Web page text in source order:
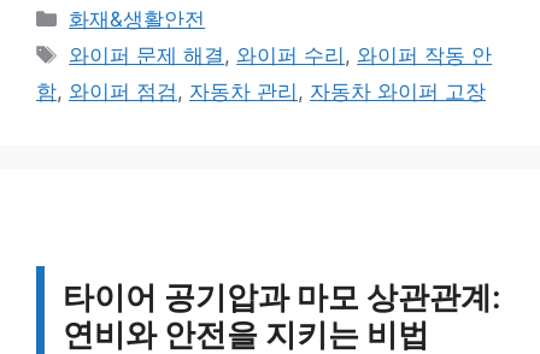
카
테
고
리
화재&생활안전
태
그
와이퍼 문제 해결 , 와이퍼 수리 , 와이퍼 작동 안
함, 와이퍼 점검 , 자동차 관리 , 자동차 와이퍼 고장
타이어 공기압과 마모 상관관계:
연비와 안전을 지키는 비법